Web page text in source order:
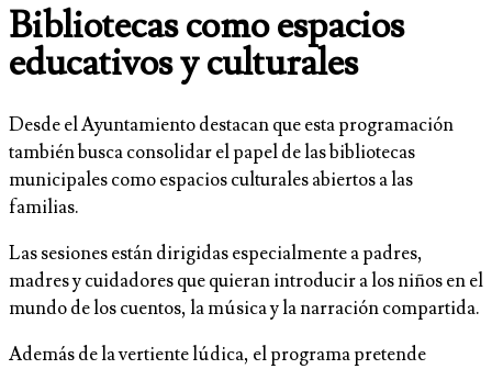
Bibliotecas como espacios
educativos y culturales
Desde el Ayuntamiento destacan que esta programación
también busca consolidar el papel de las bibliotecas
municipales como espacios culturales abiertos a las
familias.
Las sesiones están dirigidas especialmente a padres,
madres y cuidadores que quieran introducir a los niños en el
mundo de los cuentos, la música y la narración compartida.
Además de la vertiente lúdica, el programa pretende